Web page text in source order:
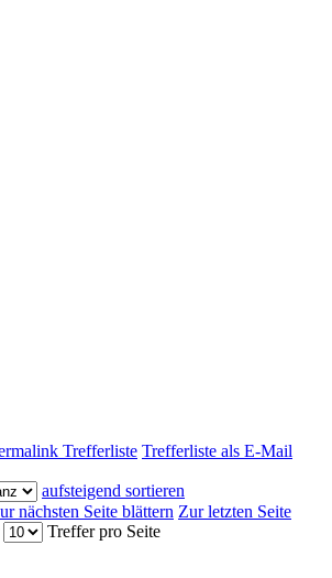
Trefferliste Trefferliste als E-Mail
aufsteigend sortieren
nächsten Seite blättern Zur letzten Seite
Treffer pro Seite